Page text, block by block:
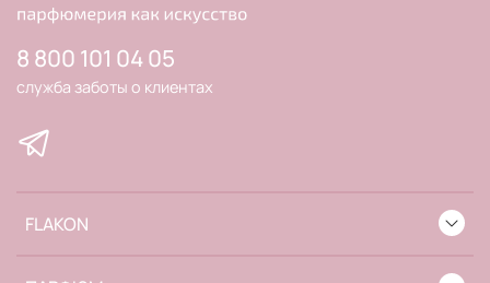
FLAKON
8 800 101 04 05
служба заботы о клиентах